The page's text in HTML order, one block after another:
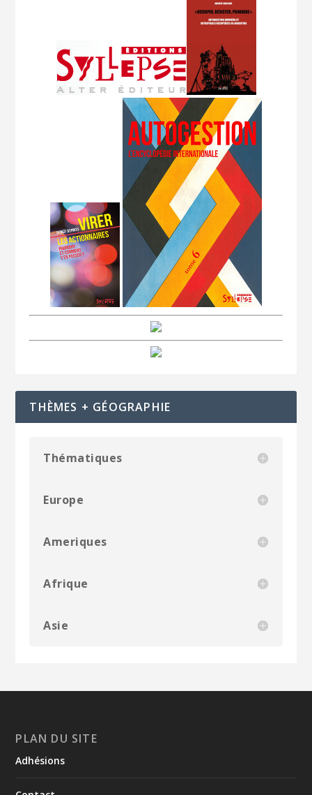
THÈMES + GÉOGRAPHIE
Thématiques
Europe
Ameriques
Afrique
Asie
PLAN DU SITE
Adhésions